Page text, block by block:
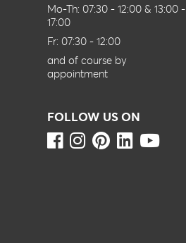
Mo-Th: 07:30 - 12:00 & 13:00 -
17:00
Fr: 07:30 - 12:00
and of course by
appointment
FOLLOW US ON